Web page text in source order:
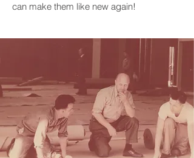
can make them like new again!